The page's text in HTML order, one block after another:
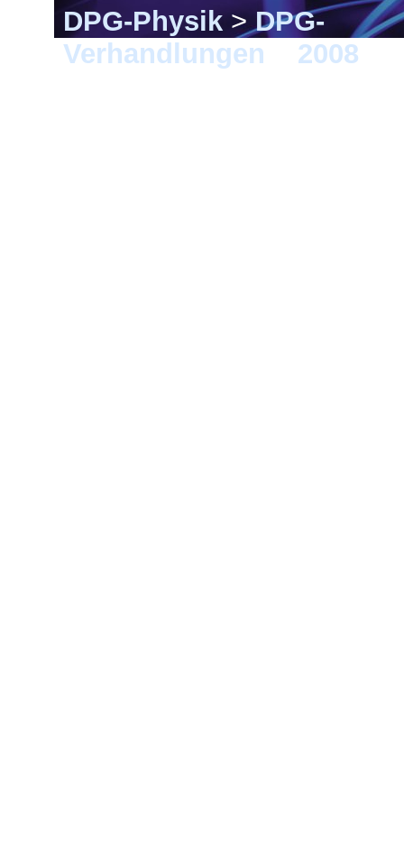
DPG-Physik>DPG-
Verhandlungen
2008